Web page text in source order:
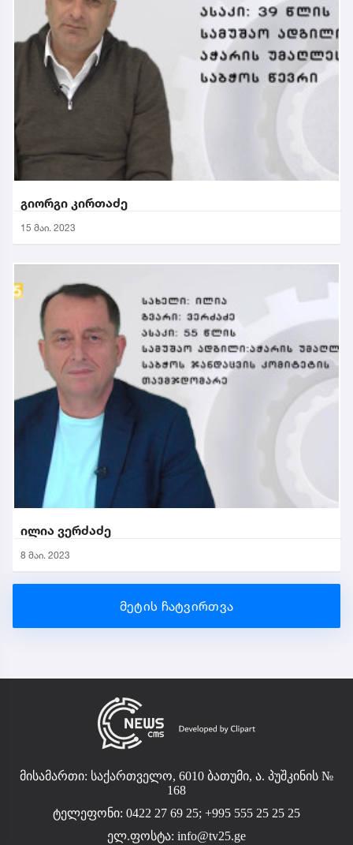
გიორგი კირთაძე
15 მაი. 2023
ილია ვერძაძე
8 მაი. 2023
მეტის ჩატვირთვა
მისამართი: საქართველო, 6010 ბათუმი, ა. პუშკინის №
168
ტელეფონი: 0422 27 69 25; +995 555 25 25 25
ელ.ფოსტა: info@tv25.ge